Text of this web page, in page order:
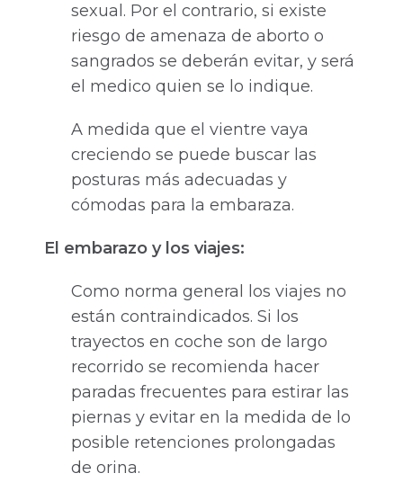
sexual. Por el contrario, si existe
riesgo de amenaza de aborto o
sangrados se deberán evitar, y será
el medico quien se lo indique.
A medida que el vientre vaya
creciendo se puede buscar las
posturas más adecuadas y
cómodas para la embaraza.
El embarazo y los viajes:
Como norma general los viajes no
están contraindicados. Si los
trayectos en coche son de largo
recorrido se recomienda hacer
paradas frecuentes para estirar las
piernas y evitar en la medida de lo
posible retenciones prolongadas
de orina.